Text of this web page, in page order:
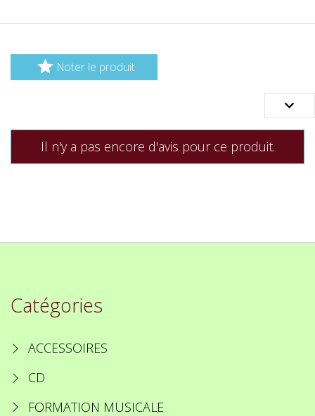
 Noter le produit

Il n'y a pas encore d'avis pour ce produit.
Catégories
ACCESSOIRES
CD
FORMATION MUSICALE